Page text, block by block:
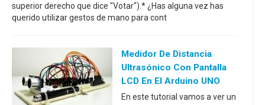
superior derecho que dice "Votar").* ¿Has alguna vez has
querido utilizar gestos de mano para cont
Medidor De Distancia
Ultrasónico Con Pantalla
LCD En El Arduino UNO
En este tutorial vamos a ver un